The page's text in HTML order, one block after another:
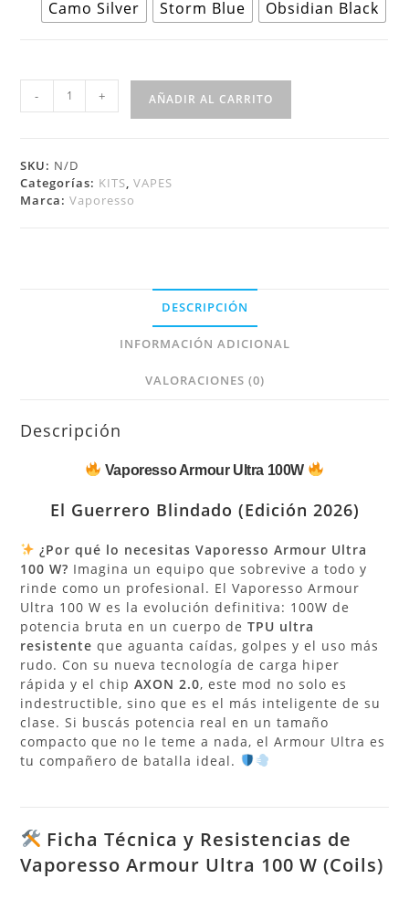
Camo Silver Storm Blue Obsidian Black
- + AÑADIR AL CARRITO
SKU: N/D
Categorías: KITS ,VAPES
Marca:Vaporesso
DESCRIPCIÓN
INFORMACIÓN ADICIONAL
VALORACIONES (0)
Descripción
Vaporesso Armour Ultra 100W
El Guerrero Blindado (Edición 2026)
¿Por qué lo necesitas Vaporesso Armour Ultra
100 W? Imagina un equipo que sobrevive a todo y
rinde como un profesional. El Vaporesso Armour
Ultra 100 W es la evolución definitiva: 100W de
potencia bruta en un cuerpo deTPU ultra
resistente que aguanta caídas, golpes y el uso más
rudo. Con su nueva tecnología de carga hiper
rápida y el chipAXON 2.0, este mod no solo es
indestructible, sino que es el más inteligente de su
clase. Si buscás potencia real en un tamaño
compacto que no le teme a nada, el Armour Ultra es
tu compañero de batalla ideal.
Ficha Técnica y Resistencias de
Vaporesso Armour Ultra 100 W (Coils)